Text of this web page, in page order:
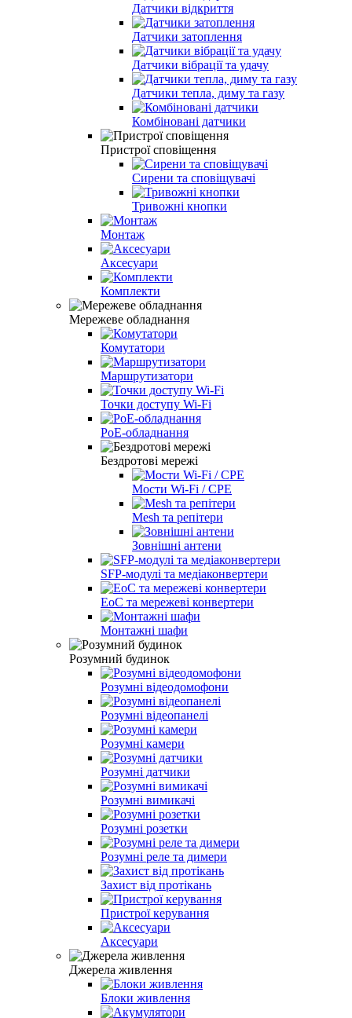
Датчики відкриття
Датчики затоплення
Датчики вібрації та удачу
Датчики тепла, диму та газу
Комбіновані датчики
Пристрої сповіщення
Сирени та сповіщувачі
Тривожні кнопки
Монтаж
Аксесуари
Комплекти
Мережеве обладнання
Комутатори
Маршрутизатори
Точки доступу Wi-Fi
PoE-обладнання
Бездротові мережі
Мости Wi-Fi / CPE
Mesh та репітери
Зовнішні антени
SFP-модулі та медіаконвертери
EoC та мережеві конвертери
Монтажні шафи
Розумний будинок
Розумні відеодомофони
Розумні відеопанелі
Розумні камери
Розумні датчики
Розумні вимикачі
Розумні розетки
Розумні реле та димери
Захист від протікань
Пристрої керування
Аксесуари
Джерела живлення
Блоки живлення